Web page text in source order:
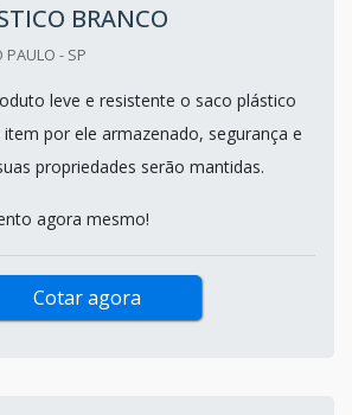
BRANCO
PAULO - SP
leve e resistente o saco plástico
por ele armazenado, segurança e
propriedades serão mantidas.
agora mesmo!
Cotar agora